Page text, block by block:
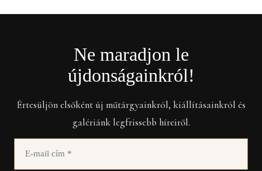
Ne maradjon le
újdonságainkról!
Értesüljön elsőként új műtárgyainkról, kiállításainkról és
galériánk legfrissebb híreiről.